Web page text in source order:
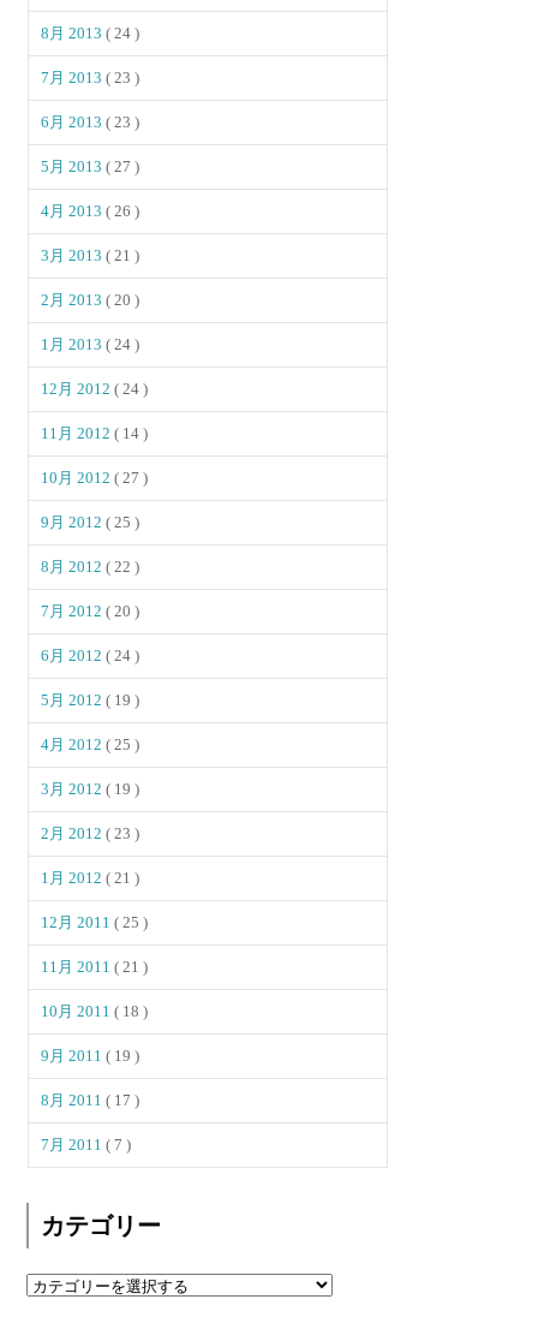
8月 2013( 24 )
7月 2013( 23 )
6月 2013( 23 )
5月 2013( 27 )
4月 2013( 26 )
3月 2013( 21 )
2月 2013( 20 )
1月 2013( 24 )
12月 2012( 24 )
11月 2012( 14 )
10月 2012( 27 )
9月 2012( 25 )
8月 2012( 22 )
7月 2012( 20 )
6月 2012( 24 )
5月 2012( 19 )
4月 2012( 25 )
3月 2012( 19 )
2月 2012( 23 )
1月 2012( 21 )
12月 2011( 25 )
11月 2011( 21 )
10月 2011( 18 )
9月 2011( 19 )
8月 2011( 17 )
7月 2011( 7 )
カテゴリー